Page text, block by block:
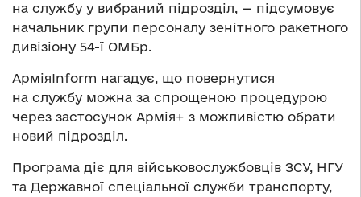
на службу у вибраний підрозділ, — підсумовує
начальник групи персоналу зенітного ракетного
дивізіону 54-ї ОМБр.
АрміяInform нагадує, що повернутися
на службу можна за спрощеною процедурою
через застосунок Армія+ з можливістю обрати
новий підрозділ.
Програма діє для військовослужбовців ЗСУ, НГУ
та Державної спеціальної служби транспорту,